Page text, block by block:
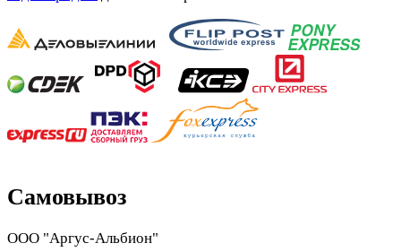
Самовывоз
ООО "Аргус-Альбион"